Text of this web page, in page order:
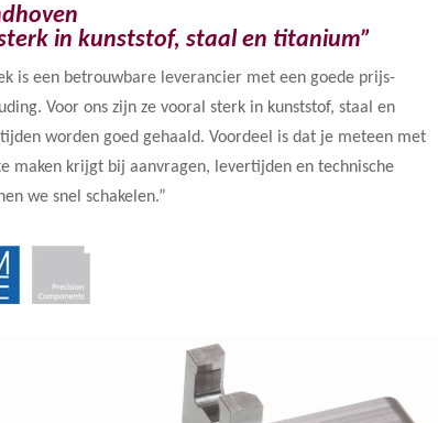
in kunststof, staal en titanium”
is een betrouwbare leverancier met een goede prijs-
Voor ons zijn ze vooral sterk in kunststof, staal en
worden goed gehaald. Voordeel is dat je meteen met
maken krijgt bij aanvragen, levertijden en technische
we snel schakelen.”